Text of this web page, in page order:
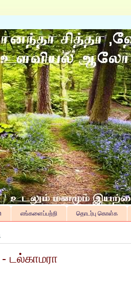
எங்களைப்பற்றி தொடர்பு கொள்க
டல்காமரா